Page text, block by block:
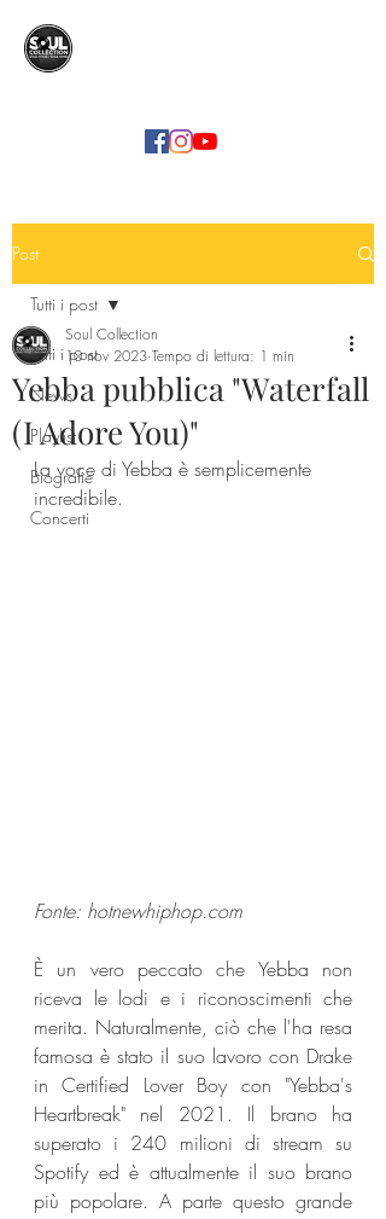
Post
Tutti i post
News
Playlist
Biografie
Concerti
Tutti i post
Yebba pubblica "Waterfall
(I Adore You)"
Soul Collection
10 nov 2023 Tempo di lettura: 1 min
La voce di Yebba è semplicemente
incredibile.
Fonte: hotnewhiphop.com
È un vero peccato che Yebba non
riceva le lodi e i riconoscimenti che
merita. Naturalmente, ciò che l'ha resa
famosa è stato il suo lavoro con Drake
in Certified Lover Boy con "Yebba's
Heartbreak" nel 2021. Il brano ha
superato i 240 milioni di stream su
Spotify ed è attualmente il suo brano
più popolare. A parte questo grande